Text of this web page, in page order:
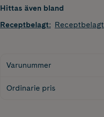
Hittas även bland
Receptbelagt: Receptbelagt
Varunummer
Ordinarie pris